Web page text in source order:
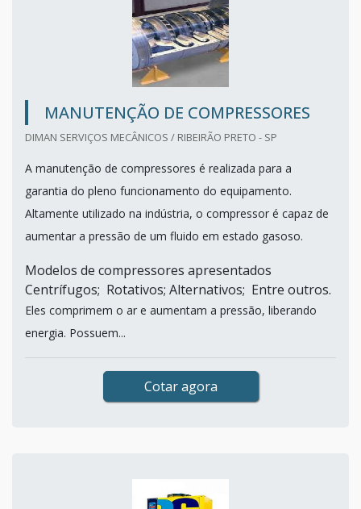
MANUTENÇÃO DE COMPRESSORES
DIMAN SERVIÇOS MECÂNICOS / RIBEIRÃO PRETO - SP
A manutenção de compressores é realizada para a
garantia do pleno funcionamento do equipamento.
Altamente utilizado na indústria, o compressor é capaz de
aumentar a pressão de um fluido em estado gasoso.
Modelos de compressores apresentados
Centrífugos; Rotativos; Alternativos; Entre outros.
Eles comprimem o ar e aumentam a pressão, liberando
energia. Possuem...
Cotar agora